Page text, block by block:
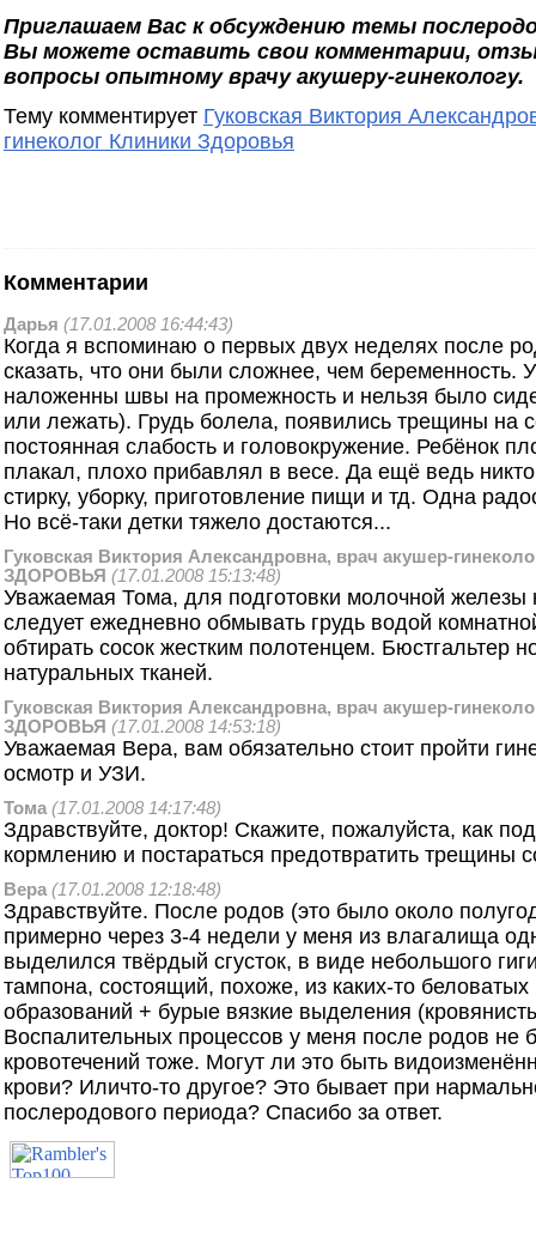
Приглашаем Вас к обсуждению темы
Вы можете оставить свои комментарии,
вопросы опытному врачу акушеру-гинекологу.
Тему комментирует Гуковская Виктория
гинеколог Клиники Здоровья
Комментарии
Дарья (17.01.2008 16:44:43)
Когда я вспоминаю о первых двух неделях после
сказать, что они были сложнее, чем беременность.
наложенны швы на промежность и нельзя было
или лежать). Грудь болела, появились трещины на
постоянная слабость и головокружение. Ребёнок
плакал, плохо прибавлял в весе. Да ещё ведь
стирку, уборку, приготовление пищи и тд. Одна
Но всё-таки детки тяжело достаются...
Гуковская Виктория Александровна, врач акушер-
ЗДОРОВЬЯ (17.01.2008 15:13:48)
Уважаемая Тома, для подготовки молочной железы
следует ежедневно обмывать грудь водой
обтирать сосок жестким полотенцем. Бюстгальтер
натуральных тканей.
Гуковская Виктория Александровна, врач акушер-
ЗДОРОВЬЯ (17.01.2008 14:53:18)
Уважаемая Вера, вам обязательно стоит пройти
осмотр и УЗИ.
Тома (17.01.2008 14:17:48)
Здравствуйте, доктор! Скажите, пожалуйста, как
кормлению и постараться предотвратить трещины
Вера (17.01.2008 12:18:48)
Здравствуйте. После родов (это было около
примерно через 3-4 недели у меня из влагалища
выделился твёрдый сгусток, в виде небольшого
тампона, состоящий, похоже, из каких-то
образований + бурые вязкие выделения
Воспалительных процессов у меня после родов не
кровотечений тоже. Могут ли это быть
крови? Иличто-то другое? Это бывает при
послеродового периода? Спасибо за ответ.